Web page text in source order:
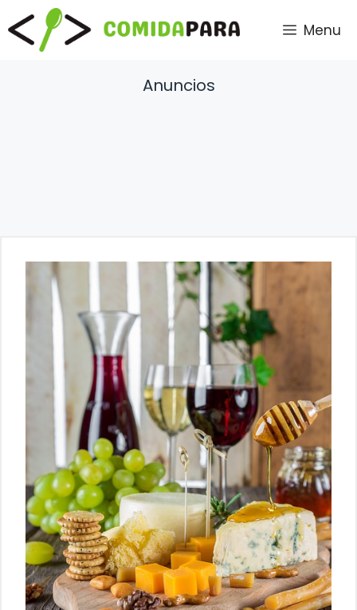
Saltar
al
contenido
Menu
Anuncios